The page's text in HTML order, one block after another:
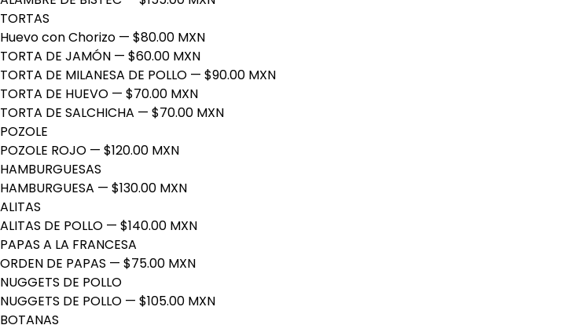
TORTAS
Huevo con Chorizo — $80.00 MXN
TORTA DE JAMÓN — $60.00 MXN
TORTA DE MILANESA DE POLLO — $90.00 MXN
TORTA DE HUEVO — $70.00 MXN
TORTA DE SALCHICHA — $70.00 MXN
POZOLE
POZOLE ROJO — $120.00 MXN
HAMBURGUESAS
HAMBURGUESA — $130.00 MXN
ALITAS
ALITAS DE POLLO — $140.00 MXN
PAPAS A LA FRANCESA
ORDEN DE PAPAS — $75.00 MXN
NUGGETS DE POLLO
NUGGETS DE POLLO — $105.00 MXN
BOTANAS